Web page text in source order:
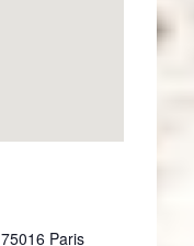
75016 Paris